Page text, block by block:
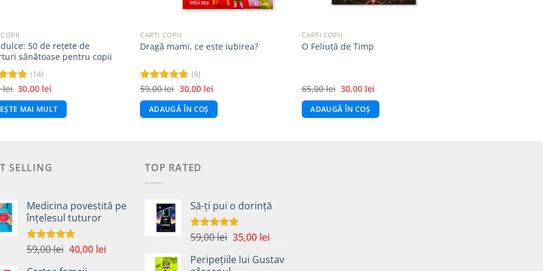
dulce: 50 de rețete de
sănătoase pentru copii
la
(14)
lei Prețul
inițial
a
fost:
65,00 lei.
30,00 lei
este:
30,00 lei.
MAI MULT
CARTI COPII
Dragă mami, ce este iubirea?
Evaluat la
(9)
59,00lei Prețul
inițial
a
fost:
59,00 lei.
30,00 leiPrețul
este:
30,00 lei.
ADAUGĂ ÎN COȘ
CARTI COPII
O Feliuță de Timp
65,00lei Prețul
inițial
a
fost:
65,00 lei.
30,00 leiPrețul
este:
30,00 lei.
ADAUGĂ ÎN COȘ
SELLING
Medicina povestită pe
înțelesul tuturor
Evaluat la
59,00lei Prețul
40,00 leiPrețul
TOP RATED
Să-ți pui o dorință
Evaluat la
59,00lei Prețul
a
35,00 leiPrețul
este:
Peripețiile lui Gustav